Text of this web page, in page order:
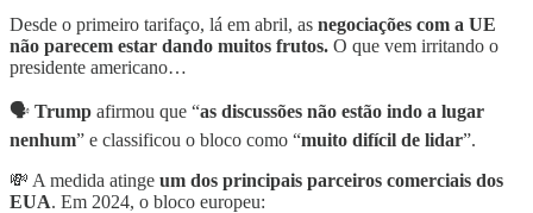
Desde o primeiro tarifaço, lá em abril, as negociações com a UE
não parecem estar dando muitos frutos. O que vem irritando o
presidente americano…
🗣 Trump afirmou que “as discussões não estão indo a lugar
nenhum” e classificou o bloco como “muito difícil de lidar”.
💸 A medida atinge um dos principais parceiros comerciais dos
EUA. Em 2024, o bloco europeu: